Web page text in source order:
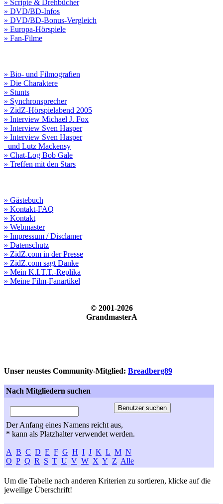
» Scripte & Drehbücher
» DVD/BD-Infos
» DVD/BD-Bonus-Vergleich
» Europa-Hörspiele
» Fan-Filme
» Bio- und Filmografien
» Die Charaktere
» Stunts
» Synchronsprecher
» ZidZ-Hörspielabend 2005
» Interview Michael J. Fox
» Interview Sven Hasper
» Interview Sven Hasper
und Lutz Mackensy
» Chat-Log Bob Gale
» Treffen mit den Stars
» Gästebuch
» Kontakt-FAQ
» Kontakt
» Webmaster
» Impressum / Disclamer
» Datenschutz
» ZidZ.com in der Presse
» ZidZ.com sagt Danke
» Mein K.I.T.T.-Replika
» Meine Film-Fanartikel
© 2001-2026
GrandmasterA
Unser neustes Community-Mitglied: Breadberg89
Nach Mitgliedern suchen
Der Anfang eines Namens reicht aus,
* kann als Platzhalter verwendet werden.
A B C D E F G H I J K L M N
O P Q R S T U V W X Y Z Alle
Um die Tabelle nach anderen Kriterien zu sortieren, klicke auf die
jeweilige Überschrift!